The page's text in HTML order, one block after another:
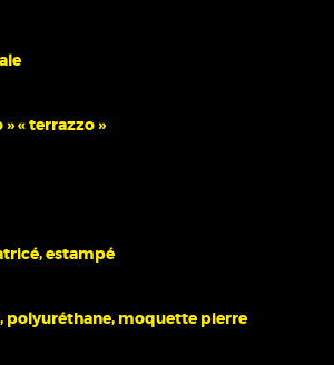
« terrazzo »
estampé
polyuréthane, moquette pierre